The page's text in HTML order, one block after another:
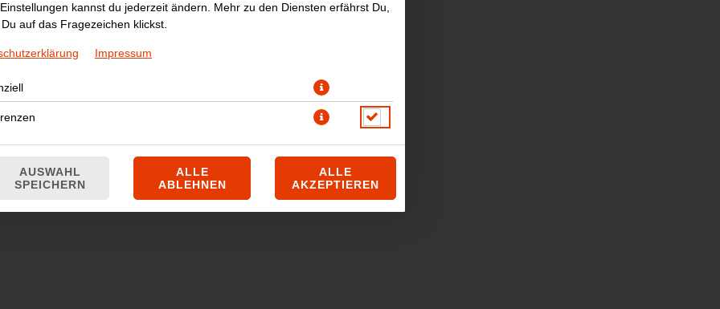
mit Kichererbsen, Kräutern und Gewürzen, in einer Currysauce
kannst du jederzeit ändern. Mehr zu den Diensten erfährst Du,
auf das Fragezeichen klickst.
Impressum
AUSWAHL
SPEICHERN
ALLE
ABLEHNEN
ALLE
AKZEPTIEREN